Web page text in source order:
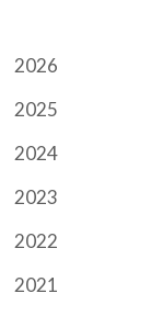
2026
2025
2024
2023
2022
2021